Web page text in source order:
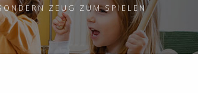
ZEUG ZUM SPIELEN